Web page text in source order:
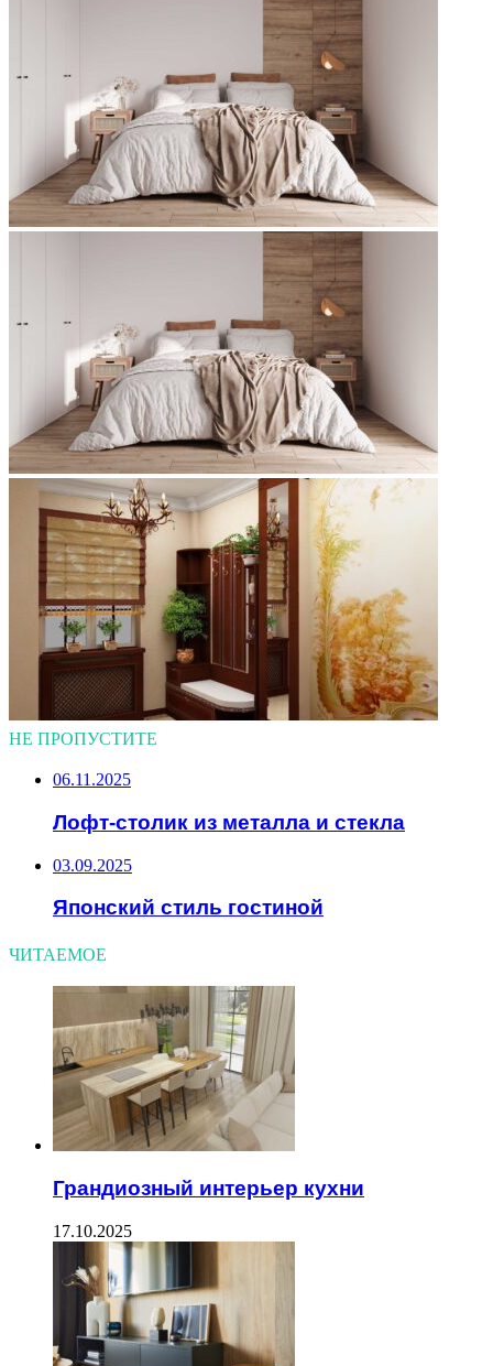
НЕ ПРОПУСТИТЕ
06.11.2025
Лофт-столик из металла и стекла
03.09.2025
Японский стиль гостиной
ЧИТАЕМОЕ
Грандиозный интерьер кухни
17.10.2025